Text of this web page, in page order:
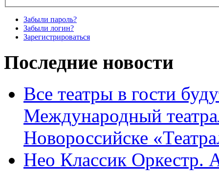
Забыли пароль?
Забыли логин?
Зарегистрироваться
Последние новости
Все театры в гости
Международный
Новороссийске
Нео Классик Оркестр.